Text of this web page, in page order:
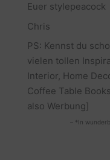
Euer stylepeacock
Chris
PS: Kennst du
vielen tollen
Interior, Home
Coffee Table
also Werbung]
– *In